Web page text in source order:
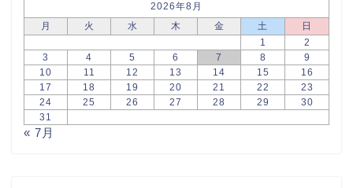
2026年8月
月
火 水 木 金 土
日
1
2
3
4 5 6 7 8
9
10
11 12 13 14 15
16
17
18 19 20 21 22
23
24
25 26 27 28 29
30
31
« 7月